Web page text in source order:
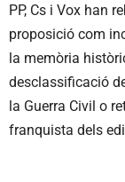
PP, Cs i Vox han
proposició com
la memòria
desclassificació
la Guerra Civil o
franquista dels